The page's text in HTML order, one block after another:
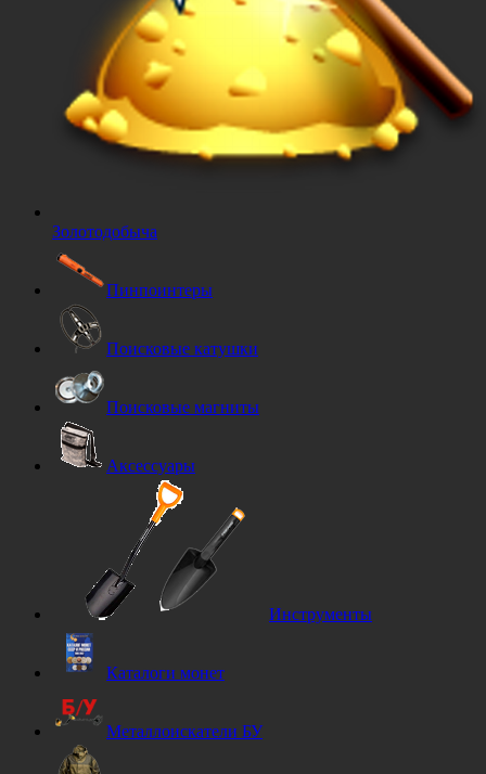
Золотодобыча
Пинпоинтеры
Поисковые катушки
Поисковые магниты
Аксессуары
Инструменты
Каталоги монет
Металлоискатели БУ